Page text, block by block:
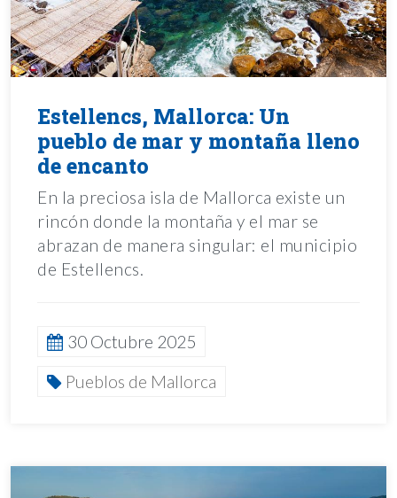
Estellencs, Mallorca: Un
pueblo de mar y montaña lleno
de encanto
En la preciosa isla de Mallorca existe un
rincón donde la montaña y el mar se
abrazan de manera singular: el municipio
de Estellencs.
30 Octubre 2025
Pueblos de Mallorca